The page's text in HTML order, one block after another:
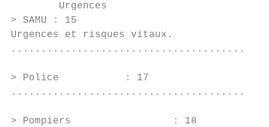
        Urgences
> SAMU : 15
Urgences et risques vitaux.
> Police           : 17
> Pompiers                 : 18